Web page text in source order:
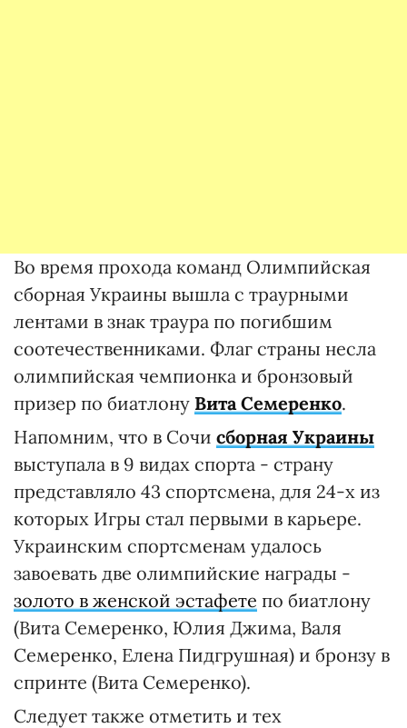
Во время прохода команд Олимпийская
сборная Украины вышла с траурными
лентами в знак траура по погибшим
соотечественниками. Флаг страны несла
олимпийская чемпионка и бронзовый
призер по биатлону Вита Семеренко.
Напомним, что в Сочи сборная Украины
выступала в 9 видах спорта - страну
представляло 43 спортсмена, для 24-х из
которых Игры стал первыми в карьере.
Украинским спортсменам удалось
завоевать две олимпийские награды -
золото в женской эстафете по биатлону
(Вита Семеренко, Юлия Джима, Валя
Семеренко, Елена Пидгрушная) и бронзу в
спринте (Вита Семеренко).
Следует также отметить и тех